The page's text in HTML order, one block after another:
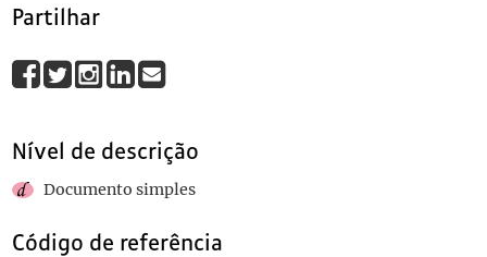
Partilhar
Nível de descrição
Documento simples
Código de referência